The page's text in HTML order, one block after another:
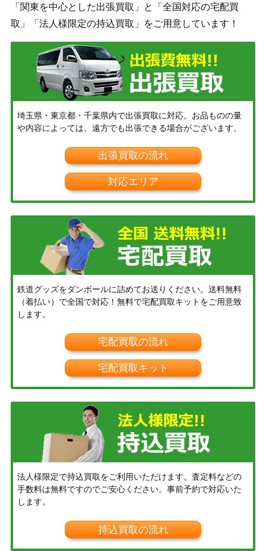
「関東を中心とした出張買取」と「全国対応の宅配買
取」「法人様限定の持込買取」をご用意しています！
埼玉県・東京都・千葉県内で出張買取に対応。お品ものの量
や内容によっては、遠方でも出張できる場合がございます。
出張買取の流れ
対応エリア
鉄道グッズをダンボールに詰めてお送りください。送料無料
（着払い）で全国で対応！無料で宅配買取キットをご用意致
します。
宅配買取の流れ
宅配買取キット
法人様限定で持込買取をご利用いただけます。査定料などの
手数料は無料ですのでご安心ください。事前予約で対応いた
します。
持込買取の流れ